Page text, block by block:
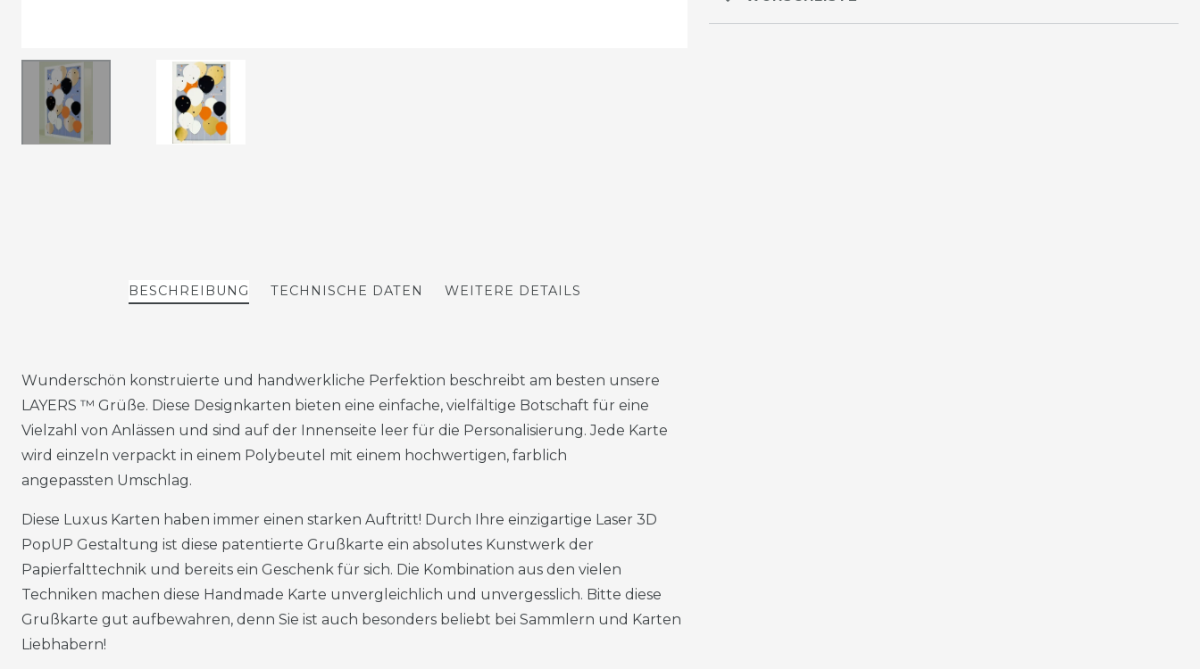
BESCHREIBUNG TECHNISCHE DATEN WEITERE DETAILS
Wunderschön konstruierte und handwerkliche Perfektion beschreibt am besten unsere
LAYERS ™ Grüße. Diese Designkarten bieten eine einfache, vielfältige Botschaft für eine
Vielzahl von Anlässen und sind auf der Innenseite leer für die Personalisierung. Jede Karte
wird einzeln verpackt in einem Polybeutel mit einem hochwertigen, farblich
angepassten Umschlag.
Diese Luxus Karten haben immer einen starken Auftritt! Durch Ihre einzigartige Laser 3D
PopUP Gestaltung ist diese patentierte Grußkarte ein absolutes Kunstwerk der
Papierfalttechnik und bereits ein Geschenk für sich. Die Kombination aus den vielen
Techniken machen diese Handmade Karte unvergleichlich und unvergesslich. Bitte diese
Grußkarte gut aufbewahren, denn Sie ist auch besonders beliebt bei Sammlern und Karten
Liebhabern!